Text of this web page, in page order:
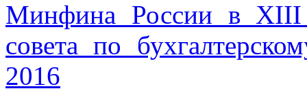
Минфина России в XIII
совета по
2016